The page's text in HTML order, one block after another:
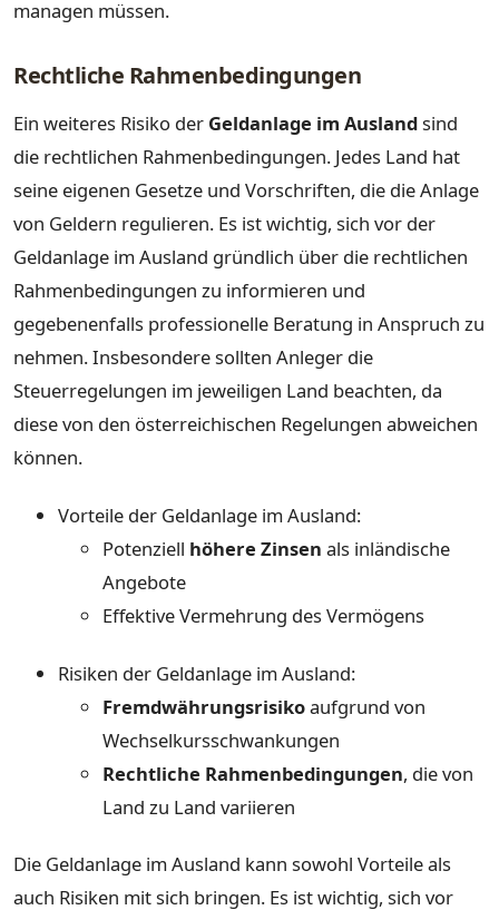
managen müssen.
Rechtliche Rahmenbedingungen
Ein weiteres Risiko der Geldanlage im Auslandsind
die rechtlichen Rahmenbedingungen. Jedes Land hat
seine eigenen Gesetze und Vorschriften, die die Anlage
von Geldern regulieren. Es ist wichtig, sich vor der
Geldanlage im Ausland gründlich über die rechtlichen
Rahmenbedingungen zu informieren und
gegebenenfalls professionelle Beratung in Anspruch zu
nehmen. Insbesondere sollten Anleger die
Steuerregelungen im jeweiligen Land beachten, da
diese von den österreichischen Regelungen abweichen
können.
Vorteile der Geldanlage im Ausland:
Potenziell höhere Zinsen als inländische
Angebote
Effektive Vermehrung des Vermögens
Risiken der Geldanlage im Ausland:
Fremdwährungsrisikoaufgrund von
Wechselkursschwankungen
Rechtliche Rahmenbedingungen, die von
Land zu Land variieren
Die Geldanlage im Ausland kann sowohl Vorteile als
auch Risiken mit sich bringen. Es ist wichtig, sich vor